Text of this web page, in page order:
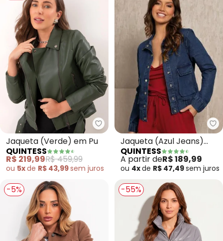
Quintess - Jaqueta (Verde) em
Jaqueta (Verde) em Pu
QUINTESS
R$ 219,99R$ 459,99
ou 5xde R$ 43,99sem juros
Jaqueta (Azul Jeans)
com Bolsos
QUINTESS
A partir deR$ 189,99
ou 4xde R$ 47,49sem juros
-5% -55%